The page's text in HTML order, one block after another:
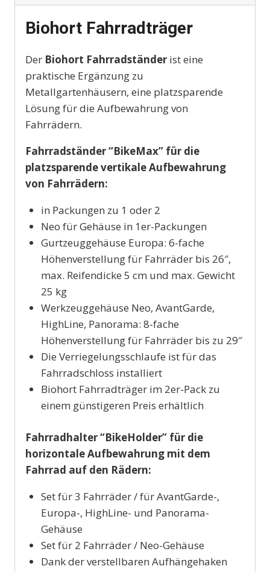
Biohort Fahrradträger
Der Biohort Fahrradständer ist eine
praktische Ergänzung zu
Metallgartenhäusern, eine platzsparende
Lösung für die Aufbewahrung von
Fahrrädern.
Fahrradständer “BikeMax” für die
platzsparende vertikale Aufbewahrung
von Fahrrädern:
in Packungen zu 1 oder 2
Neo für Gehäuse in 1er-Packungen
Gurtzeuggehäuse Europa: 6-fache
Höhenverstellung für Fahrräder bis 26″,
max. Reifendicke 5 cm und max. Gewicht
25 kg
Werkzeuggehäuse Neo, AvantGarde,
HighLine, Panorama: 8-fache
Höhenverstellung für Fahrräder bis zu 29″
Die Verriegelungsschlaufe ist für das
Fahrradschloss installiert
Biohort Fahrradträger im 2er-Pack zu
einem günstigeren Preis erhältlich
Fahrradhalter “BikeHolder” für die
horizontale Aufbewahrung mit dem
Fahrrad auf den Rädern:
Set für 3 Fahrräder / für AvantGarde-,
Europa-, HighLine- und Panorama-
Gehäuse
Set für 2 Fahrräder / Neo-Gehäuse
Dank der verstellbaren Aufhängehaken